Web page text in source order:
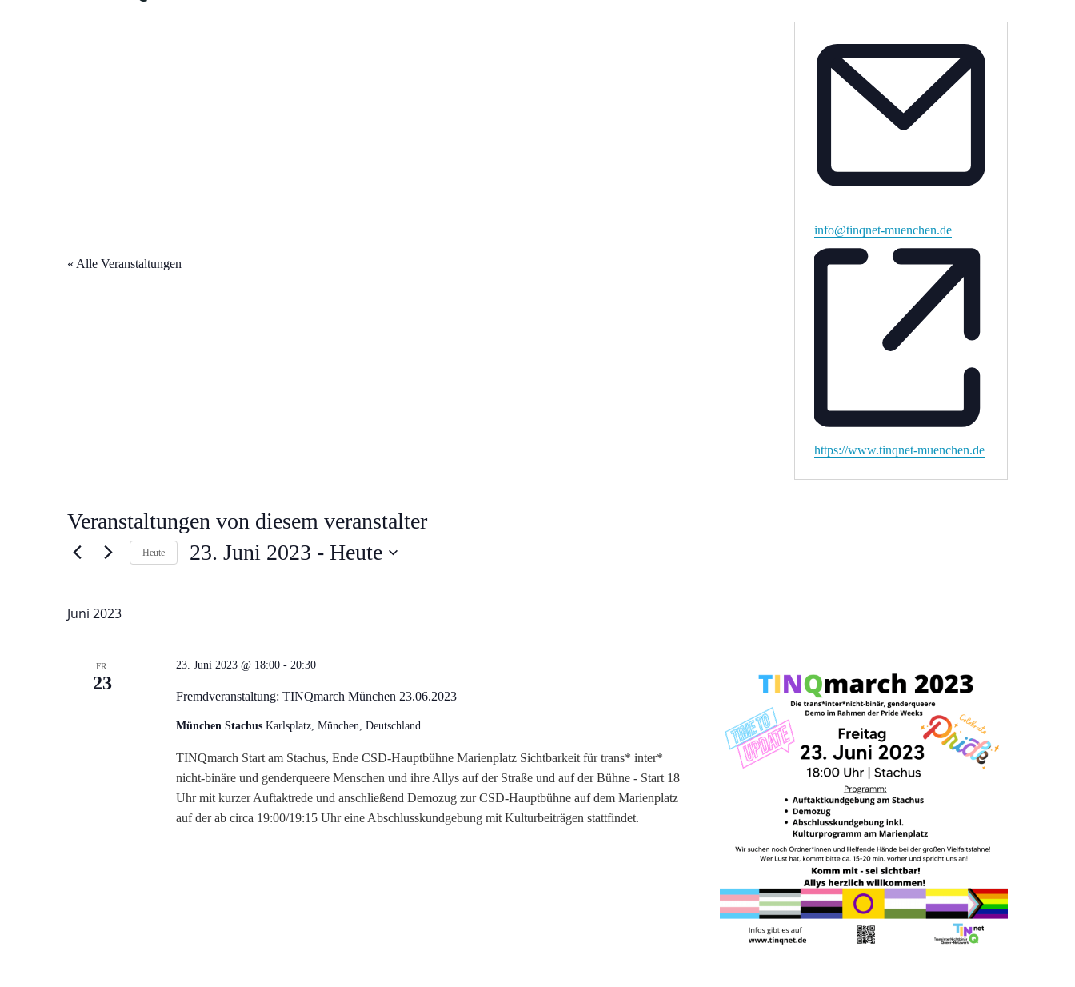
« Alle Veranstaltungen
Email
info@tinqnet-muenchen.de
Webseite
https://www.tinqnet-muenchen.de
Veranstaltungen von diesem veranstalter
Heute 23. Juni 2023 - Heute
Juni 2023
FR.
23
Fremdveranstaltung: TINQmarch München 23.06.2023
23. Juni 2023 @ 18:00- 20:30
München Stachus Karlsplatz, München, Deutschland
TINQmarch Start am Stachus, Ende CSD-Hauptbühne Marienplatz Sichtbarkeit für trans* inter*
nicht-binäre und genderqueere Menschen und ihre Allys auf der Straße und auf der Bühne - Start 18
Uhr mit kurzer Auftaktrede und anschließend Demozug zur CSD-Hauptbühne auf dem Marienplatz
auf der ab circa 19:00/19:15 Uhr eine Abschlusskundgebung mit Kulturbeiträgen stattfindet.